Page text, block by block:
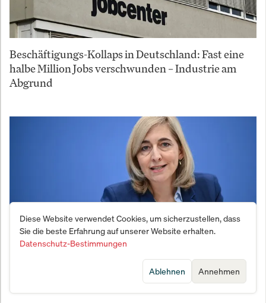
Beschäftigungs-Kollaps in Deutschland: Fast eine
halbe Million Jobs verschwunden – Industrie am
Abgrund
Warkens Mogelpackung: Reform deckt
Diese Website verwendet Cookies, um sicherzustellen, dass
Sie die beste Erfahrung auf unserer Website erhalten.
Datenschutz-Bestimmungen
Annehmen
Ablehnen